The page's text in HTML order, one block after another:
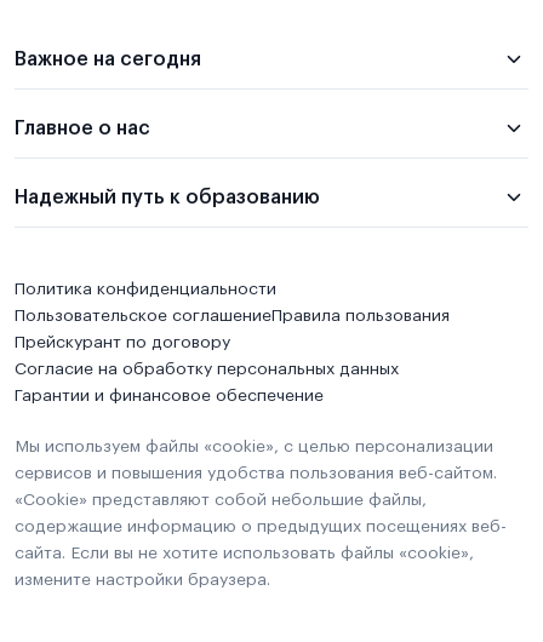
Важное на сегодня
Главное о нас
Надежный путь к образованию
Политика конфиденциальности
Пользовательское соглашениеПравила пользования
Прейскурант по договору
Согласие на обработку персональных данных
Гарантии и финансовое обеспечение
Мы используем файлы «cookie», с целью персонализации
сервисов и повышения удобства пользования веб-сайтом.
«Cookie» представляют собой небольшие файлы,
содержащие информацию о предыдущих посещениях веб-
сайта. Если вы не хотите использовать файлы «cookie»,
измените настройки браузера.